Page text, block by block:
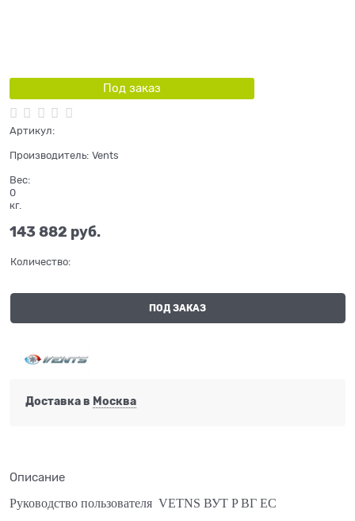
Под заказ
Артикул:
Производитель: Vents
Вес:
0
кг.
143 882 руб.
Количество:
ПОД ЗАКАЗ
Доставка в Москва
Описание
Руководство пользователя VETNS ВУТ P ВГ ЕС